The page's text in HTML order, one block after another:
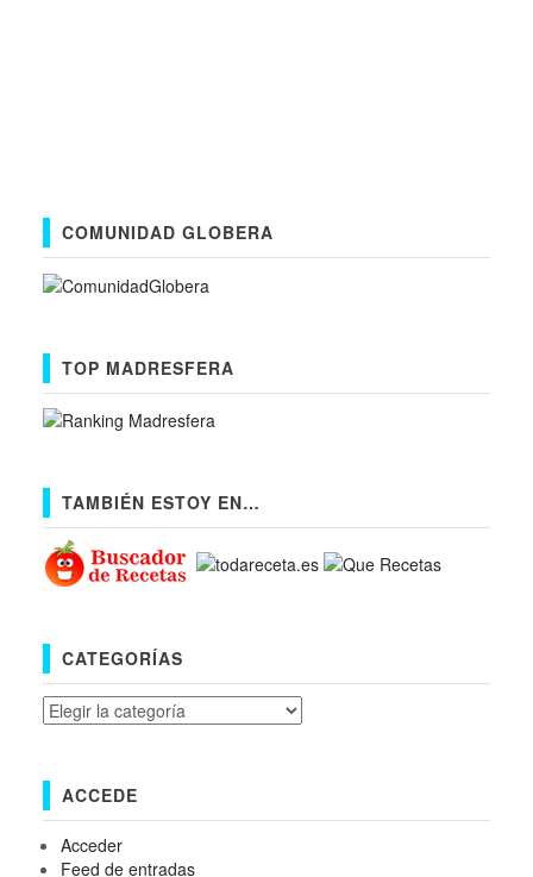
COMUNIDAD GLOBERA
TOP MADRESFERA
TAMBIÉN ESTOY EN…
CATEGORÍAS
Categorías
ACCEDE
Acceder
Feed de entradas